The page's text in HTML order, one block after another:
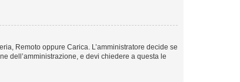
Remoto oppure Carica. L’amministratore decide se
dell’amministrazione, e devi chiedere a questa le